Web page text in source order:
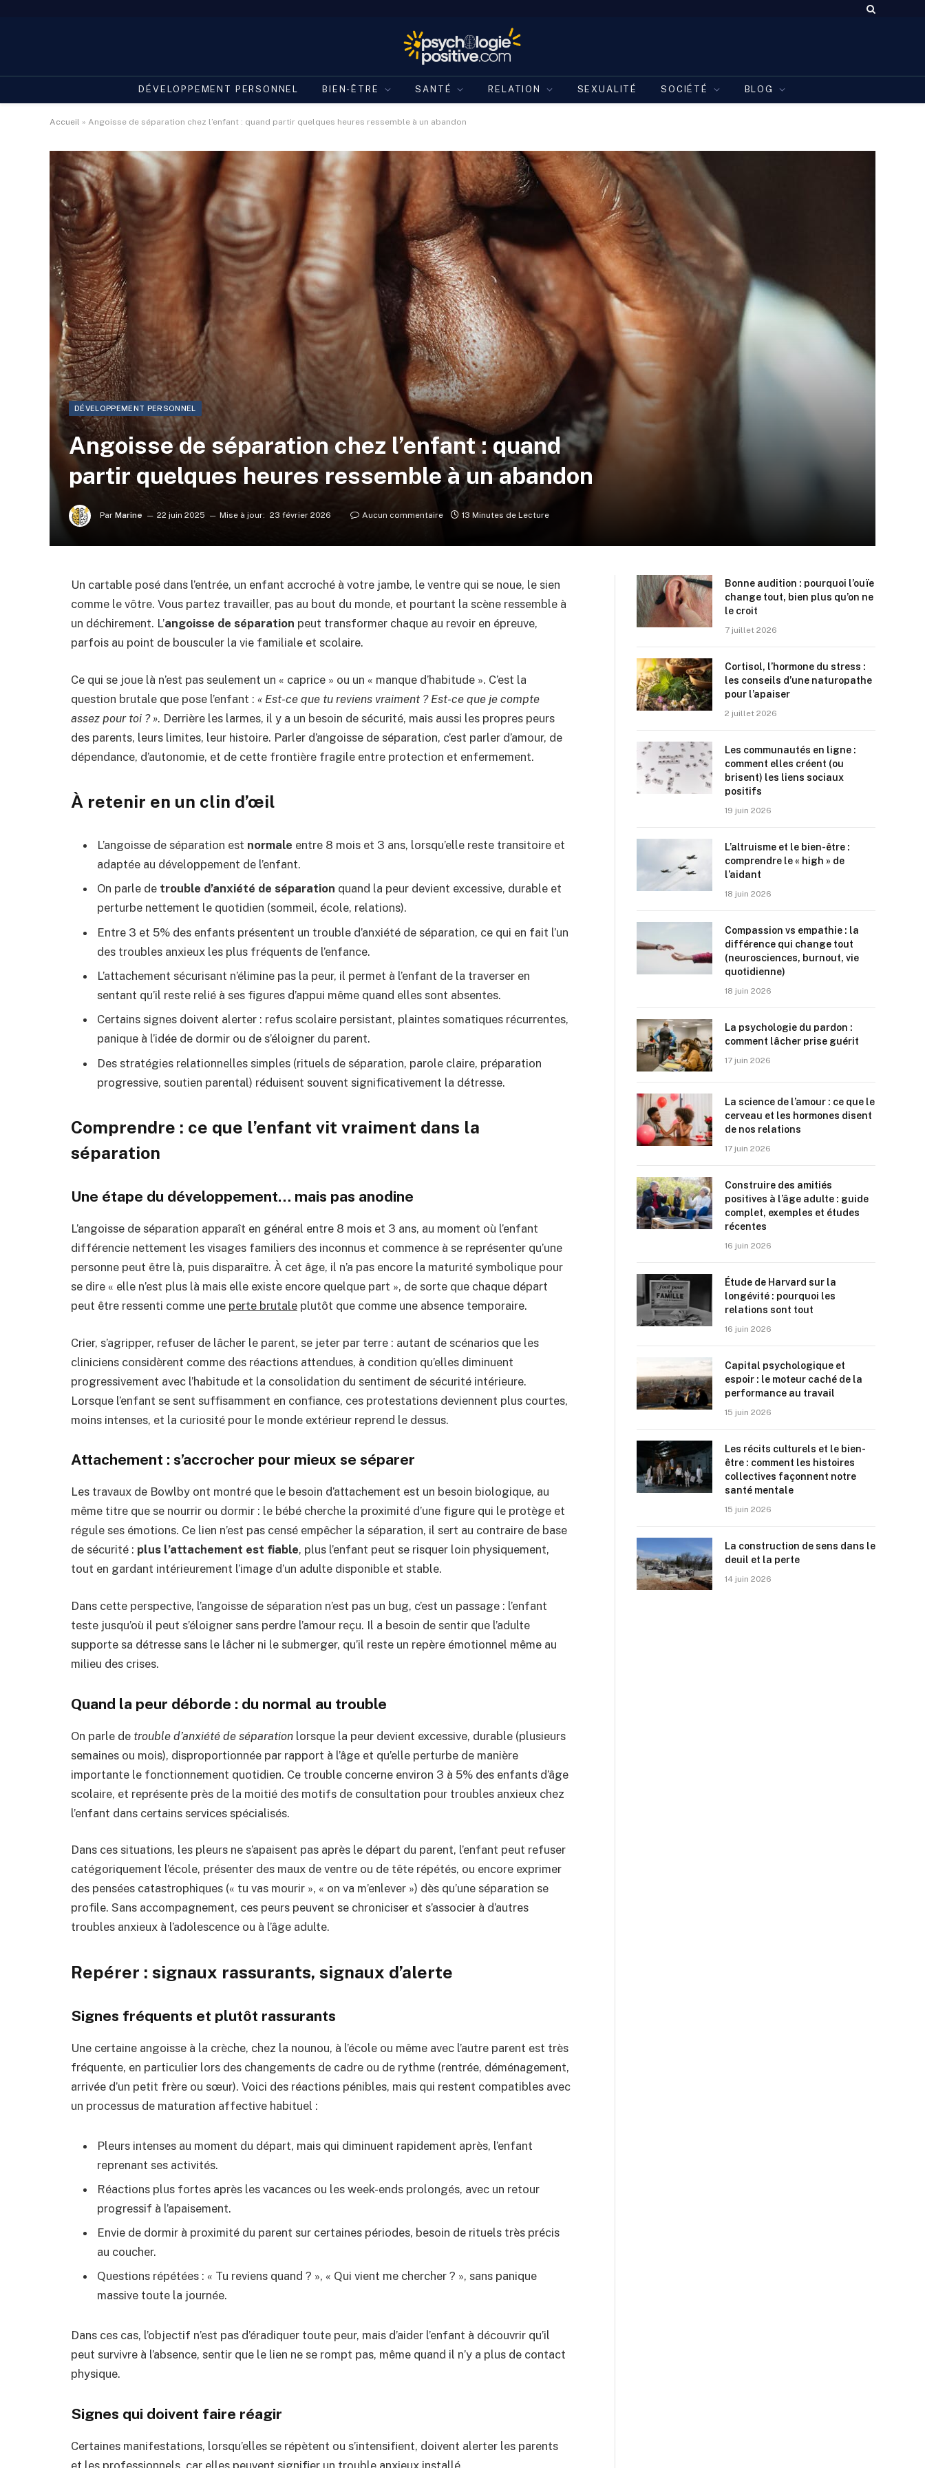
DÉVELOPPEMENT PERSONNEL BIEN-ÊTRE SANTÉ RELATION SEXUALITÉ SOCIÉTÉ BLOG
Accueil » Angoisse de séparation chez l’enfant : quand partir quelques heures ressemble à un abandon
DÉVELOPPEMENT PERSONNEL
Angoisse de séparation chez l’enfant : quand
partir quelques heures ressemble à un abandon
Par Marine 22 juin 2025 Mise à jour: 23 février 2026 Aucun commentaire 13 Minutes de Lecture
Un cartable posé dans l’entrée, un enfant accroché à votre jambe, le ventre qui se noue, le sien
comme le vôtre. Vous partez travailler, pas au bout du monde, et pourtant la scène ressemble à
un déchirement. L’angoisse de séparation peut transformer chaque au revoir en épreuve,
parfois au point de bousculer la vie familiale et scolaire.
Ce qui se joue là n’est pas seulement un « caprice » ou un « manque d’habitude ». C’est la
question brutale que pose l’enfant : « Est-ce que tu reviens vraiment ? Est-ce que je compte
assez pour toi ? ». Derrière les larmes, il y a un besoin de sécurité, mais aussi les propres peurs
des parents, leurs limites, leur histoire. Parler d’angoisse de séparation, c’est parler d’amour, de
dépendance, d’autonomie, et de cette frontière fragile entre protection et enfermement.
À retenir en un clin d’œil
L’angoisse de séparation est normale entre 8 mois et 3 ans, lorsqu’elle reste transitoire et
adaptée au développement de l’enfant.
On parle de trouble d’anxiété de séparation quand la peur devient excessive, durable et
perturbe nettement le quotidien (sommeil, école, relations).
Entre 3 et 5% des enfants présentent un trouble d’anxiété de séparation, ce qui en fait l’un
des troubles anxieux les plus fréquents de l’enfance.
L’attachement sécurisant n’élimine pas la peur, il permet à l’enfant de la traverser en
sentant qu’il reste relié à ses figures d’appui même quand elles sont absentes.
Certains signes doivent alerter : refus scolaire persistant, plaintes somatiques récurrentes,
panique à l’idée de dormir ou de s’éloigner du parent.
Des stratégies relationnelles simples (rituels de séparation, parole claire, préparation
progressive, soutien parental) réduisent souvent significativement la détresse.
Comprendre : ce que l’enfant vit vraiment dans la
séparation
Une étape du développement… mais pas anodine
L’angoisse de séparation apparaît en général entre 8 mois et 3 ans, au moment où l’enfant
différencie nettement les visages familiers des inconnus et commence à se représenter qu’une
personne peut être là, puis disparaître. À cet âge, il n’a pas encore la maturité symbolique pour
se dire « elle n’est plus là mais elle existe encore quelque part », de sorte que chaque départ
peut être ressenti comme une perte brutale plutôt que comme une absence temporaire.
Crier, s’agripper, refuser de lâcher le parent, se jeter par terre : autant de scénarios que les
cliniciens considèrent comme des réactions attendues, à condition qu’elles diminuent
progressivement avec l’habitude et la consolidation du sentiment de sécurité intérieure.
Lorsque l’enfant se sent suffisamment en confiance, ces protestations deviennent plus courtes,
moins intenses, et la curiosité pour le monde extérieur reprend le dessus.
Attachement : s’accrocher pour mieux se séparer
Les travaux de Bowlby ont montré que le besoin d’attachement est un besoin biologique, au
même titre que se nourrir ou dormir : le bébé cherche la proximité d’une figure qui le protège et
régule ses émotions. Ce lien n’est pas censé empêcher la séparation, il sert au contraire de base
de sécurité : plus l’attachement est fiable, plus l’enfant peut se risquer loin physiquement,
tout en gardant intérieurement l’image d’un adulte disponible et stable.
Dans cette perspective, l’angoisse de séparation n’est pas un bug, c’est un passage : l’enfant
teste jusqu’où il peut s’éloigner sans perdre l’amour reçu. Il a besoin de sentir que l’adulte
supporte sa détresse sans le lâcher ni le submerger, qu’il reste un repère émotionnel même au
milieu des crises.
Quand la peur déborde : du normal au trouble
On parle de trouble d’anxiété de séparation lorsque la peur devient excessive, durable (plusieurs
semaines ou mois), disproportionnée par rapport à l’âge et qu’elle perturbe de manière
importante le fonctionnement quotidien. Ce trouble concerne environ 3 à 5% des enfants d’âge
scolaire, et représente près de la moitié des motifs de consultation pour troubles anxieux chez
l’enfant dans certains services spécialisés.
Dans ces situations, les pleurs ne s’apaisent pas après le départ du parent, l’enfant peut refuser
catégoriquement l’école, présenter des maux de ventre ou de tête répétés, ou encore exprimer
des pensées catastrophiques (« tu vas mourir », « on va m’enlever ») dès qu’une séparation se
profile. Sans accompagnement, ces peurs peuvent se chroniciser et s’associer à d’autres
troubles anxieux à l’adolescence ou à l’âge adulte.
Repérer : signaux rassurants, signaux d’alerte
Signes fréquents et plutôt rassurants
Une certaine angoisse à la crèche, chez la nounou, à l’école ou même avec l’autre parent est très
fréquente, en particulier lors des changements de cadre ou de rythme (rentrée, déménagement,
arrivée d’un petit frère ou sœur). Voici des réactions pénibles, mais qui restent compatibles avec
un processus de maturation affective habituel :
Pleurs intenses au moment du départ, mais qui diminuent rapidement après, l’enfant
reprenant ses activités.
Réactions plus fortes après les vacances ou les week-ends prolongés, avec un retour
progressif à l’apaisement.
Envie de dormir à proximité du parent sur certaines périodes, besoin de rituels très précis
au coucher.
Questions répétées : « Tu reviens quand ? », « Qui vient me chercher ? », sans panique
massive toute la journée.
Dans ces cas, l’objectif n’est pas d’éradiquer toute peur, mais d’aider l’enfant à découvrir qu’il
peut survivre à l’absence, sentir que le lien ne se rompt pas, même quand il n’y a plus de contact
physique.
Signes qui doivent faire réagir
Certaines manifestations, lorsqu’elles se répètent ou s’intensifient, doivent alerter les parents
Bonne audition : pourquoi l’ouïe
change tout, bien plus qu’on ne
le croit
7 juillet 2026
Cortisol, l’hormone du stress :
les conseils d’une naturopathe
pour l’apaiser
2 juillet 2026
Les communautés en ligne :
comment elles créent (ou
brisent) les liens sociaux
positifs
19 juin 2026
L’altruisme et le bien-être :
comprendre le « high » de
l’aidant
18 juin 2026
Compassion vs empathie : la
différence qui change tout
(neurosciences, burnout, vie
quotidienne)
18 juin 2026
La psychologie du pardon :
comment lâcher prise guérit
17 juin 2026
La science de l’amour : ce que le
cerveau et les hormones disent
de nos relations
17 juin 2026
Construire des amitiés
positives à l’âge adulte : guide
complet, exemples et études
récentes
16 juin 2026
Étude de Harvard sur la
longévité : pourquoi les
relations sont tout
16 juin 2026
Capital psychologique et
espoir : le moteur caché de la
performance au travail
15 juin 2026
Les récits culturels et le bien-
être : comment les histoires
collectives façonnent notre
santé mentale
15 juin 2026
La construction de sens dans le
deuil et la perte
14 juin 2026